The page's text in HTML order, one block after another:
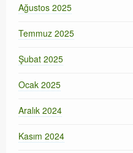
Ağustos 2025
Temmuz 2025
Şubat 2025
Ocak 2025
Aralık 2024
Kasım 2024